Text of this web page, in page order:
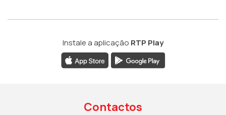
Instale a aplicação RTP Play
Contactos